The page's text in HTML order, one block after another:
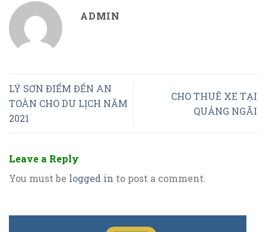
ADMIN
LÝ SƠN ĐIỂM ĐẾN AN
TOÀN CHO DU LỊCH NĂM
2021
CHO THUÊ XE TẠI
QUẢNG NGÃI
Leave a Reply
You must be logged in to post a comment.